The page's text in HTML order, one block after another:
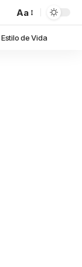
Aa
Estilo de Vida